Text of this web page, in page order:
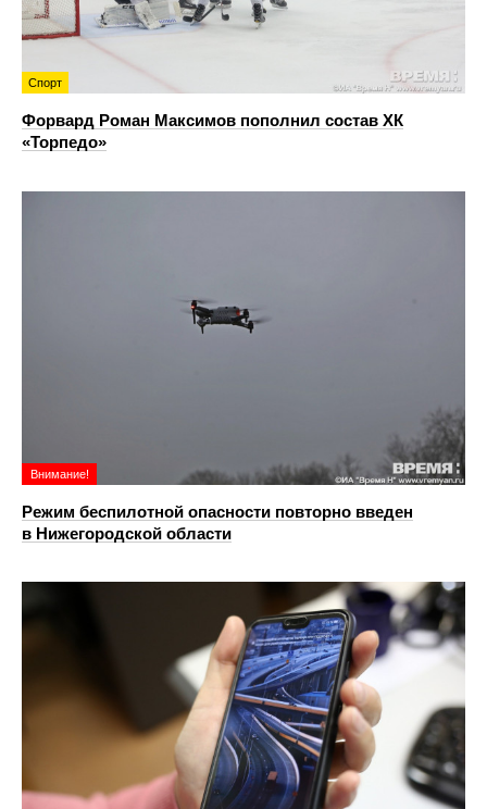
Спорт
Форвард Роман Максимов пополнил состав ХК
«Торпедо»
Внимание!
Режим беспилотной опасности повторно введен
в Нижегородской области